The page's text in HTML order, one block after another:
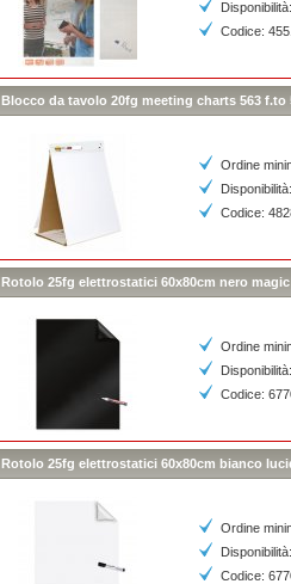
Codice:
Blocco da tavolo 20fg meeting charts 563 f.to
Ordine
Codice:
Rotolo 25fg elettrostatici 60x80cm nero
Ordine
Codice:
Rotolo 25fg elettrostatici 60x80cm bianco
Ordine
Codice: